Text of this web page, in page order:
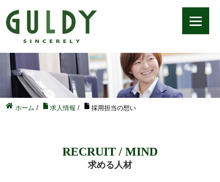
ホーム / 求人情報 / 採用担当の想い
RECRUIT / MIND
求める人材